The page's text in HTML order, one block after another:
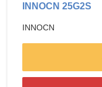
INNOCN 25G2S
INNOCN